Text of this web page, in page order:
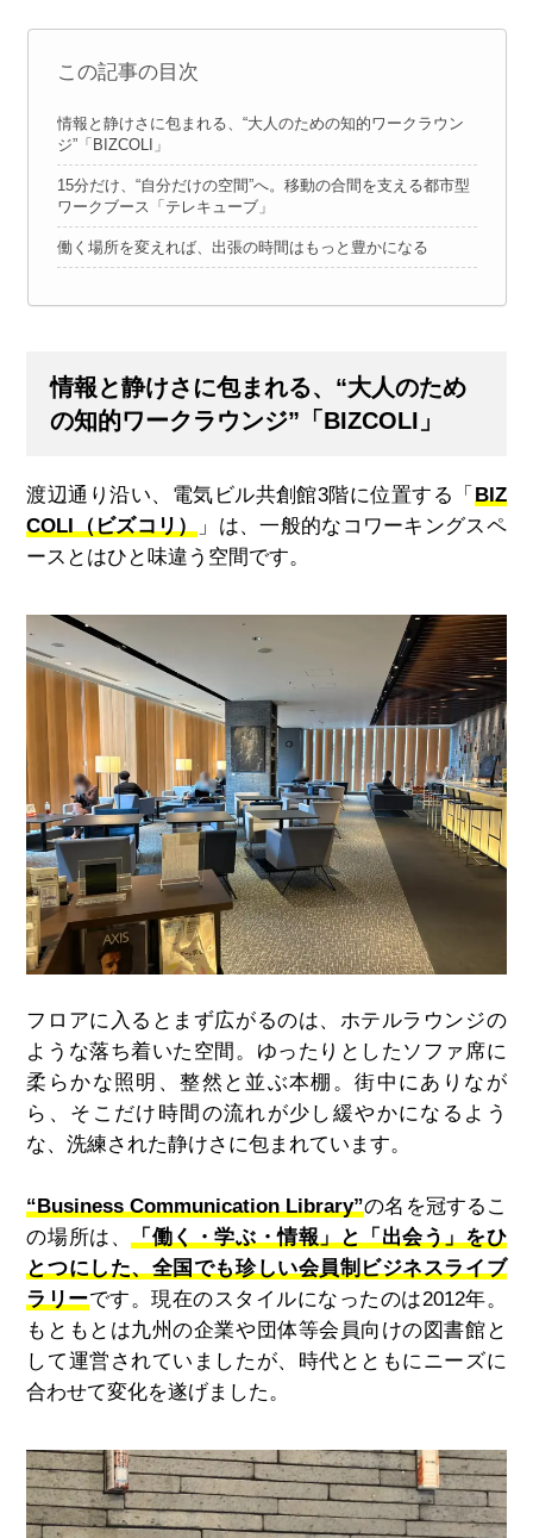
この記事の目次
情報と静けさに包まれる、“大人のための知的ワークラウン
ジ”「BIZCOLI」
15分だけ、“自分だけの空間”へ。移動の合間を支える都市型
ワークブース「テレキューブ」
働く場所を変えれば、出張の時間はもっと豊かになる
情報と静けさに包まれる、 “大人のため
の知的ワークラウンジ”「BIZCOLI」
渡辺通り沿い、電気ビル共創館3階に位置する「 BIZ
COLI（ビズコリ） 」は、一般的なコワーキングスペ
ースとはひと味違う空間です。
フロアに入るとまず広がるのは、ホテルラウンジの
ような落ち着いた空間。ゆったりとしたソファ席に
柔らかな照明、整然と並ぶ本棚。街中にありなが
ら、そこだけ時間の流れが少し緩やかになるよう
な、洗練された静けさに包まれています。
“Business Communication Library”の名を冠するこ
の場所は、「働く・学ぶ・情報」と「出会う」をひ
とつにした、全国でも珍しい会員制ビジネスライブ
ラリーです。現在のスタイルになったのは2012年。
もともとは九州の企業や団体等会員向けの図書館と
して運営されていましたが、時代とともにニーズに
合わせて変化を遂げました。